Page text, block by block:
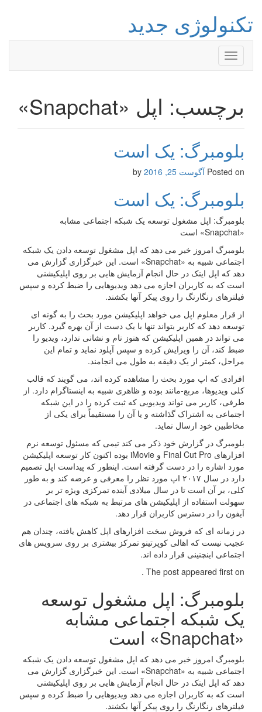
تکنولوژی جدید
Toggle
navigation
برچسب: اپل «Snapchat»
بلومبرگ: یک است
Posted on آگوست 25, 2016
بلومبرگ: یک است
بلومبرگ: اپل مشغول توسعه یک شبکه اجتماعی مشابه
«Snapchat» است
بلومبرگ امروز خبر می دهد که اپل مشغول توسعه دادن یک شبکه
اجتماعی شبیه به «Snapchat» است. این خبرگزاری گزارش می
دهد که اپل اینک در حال انجام آزمایش هایی بر روی اپلیکیشنی
است که به کاربران اجازه می دهد ویدیوهایی را ضبط کرده و سپس
فیلترهای رنگارنگ را روی پیکر آنها بکشند.
از قرار معلوم اپل می خواهد اپلیکیشن مورد بحث را به گونه ای
توسعه دهد که کاربر بتواند تنها با یک دست از آن بهره گیرد. کاربر
می تواند در همین اپلیکیشن که هنوز نام و نشانی ندارد، ویدیو را
ضبط کند، آن را ویرایش کرده و سپس آپلود نماید و تمام این
مراحل، کمتر از یک دقیقه به طول می انجامند.
افرادی که اپ مورد بحث را مشاهده کرده اند، می گویند که قالب
کلی ویدیوها، مربع-مانند بوده و ظاهری شبیه به اینستاگرام دارد. از
طرفی، کاربر می تواند ویدیویی که ثبت کرده را در این شبکه
اجتماعی به اشتراک گذاشته و یا آن را مستقیماً برای یکی از
مخاطبین خود ارسال نماید.
بلومبرگ در گزارش خود ذکر می کند تیمی که مسئول توسعه نرم
افزارهای Final Cut Pro و iMovie بوده اکنون کار توسعه اپلیکیشن
مورد اشاره را در دست گرفته است. اینطور که پیداست اپل تصمیم
دارد در سال ۲۰۱۷ اپ مورد نظر را معرفی و عرضه کند و به طور
کلی، بر آن است تا در سال میلادی آینده تمرکزی ویژه تر بر
سهولت استفاده از اپلیکیشن های مرتبط به شبکه های اجتماعی در
آیفون را در دسترس کاربران قرار دهد.
در زمانه ای که فروش سخت افزارهای اپل کاهش یافته، چندان هم
عجیب نیست که اهالی کوپرتینو تمرکز بیشتری بر روی سرویس های
اجتماعی اینچنینی قرار داده اند.
The post appeared first on .
بلومبرگ: اپل مشغول توسعه
یک شبکه اجتماعی مشابه
«Snapchat» است
بلومبرگ امروز خبر می دهد که اپل مشغول توسعه دادن یک شبکه
اجتماعی شبیه به «Snapchat» است. این خبرگزاری گزارش می
دهد که اپل اینک در حال انجام آزمایش هایی بر روی اپلیکیشنی
است که به کاربران اجازه می دهد ویدیوهایی را ضبط کرده و سپس
فیلترهای رنگارنگ را روی پیکر آنها بکشند.